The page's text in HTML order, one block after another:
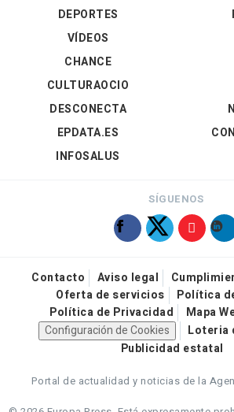
DEPORTES
VÍDEOS
CHANCE
CULTURAOCIO
DESCONECTA
EPDATA.ES
INFOSALUS
SÍGUENOS
Contacto Aviso legal
Oferta de servicios
Política
Política de Privacidad
Mapa
Configuración de Cookies
Loteria
Publicidad estatal
Portal de actualidad y noticias de la